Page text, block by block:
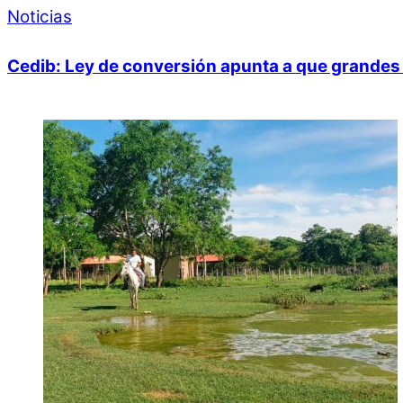
Noticias
Cedib: Ley de conversión apunta a que